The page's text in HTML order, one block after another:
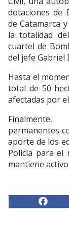
dotaciones de
de Catamarca
la totalidad
cuartel de
del jefe Gabriel
Hasta el
total de 50
afectadas por
permanentes
aporte de los
Policía para el
mantiene activo.